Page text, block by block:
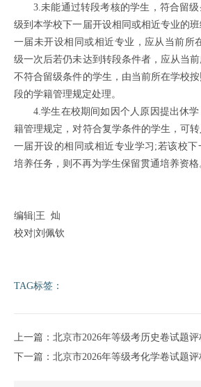
3.未能通过转段考核的学生，符合留
级到本学校下一届开设相同或相近专业的
一届未开设相同或相近专业，应从当前所
级一次后若仍未达到转段条件者，应从当
不符合留级条件的学生，由当前所在学校
段的学籍管理规定处理。
4.学生在校期间如因个人原因提出休
籍管理规定，对符合复学条件的学生，可
一届开设的相同或相近专业学习;若该校下
培养任务，则不再为学生保留贯通培养资格
编辑|王 灿
校对|刘佩钦
TAG标签：
上一篇：北京市2026年等级考历史卷试题评
下一篇：北京市2026年等级考化学卷试题评